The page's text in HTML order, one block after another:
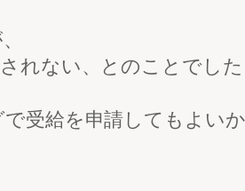
れない、とのことでした
受給を申請してもよい